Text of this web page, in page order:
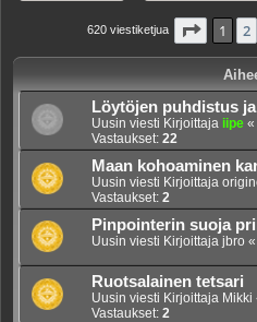
620 viestiketjua Sivu /16
1 2
Löytöjen puhdistus
Uusin viesti Kirjoittaja iipe «
Vastaukset: 22
Maan kohoaminen
Uusin viesti Kirjoittaja
Vastaukset: 2
Pinpointerin suoja
Uusin viesti Kirjoittaja jbro «
Ruotsalainen tetsari
Uusin viesti Kirjoittaja Mikki
Vastaukset: 2